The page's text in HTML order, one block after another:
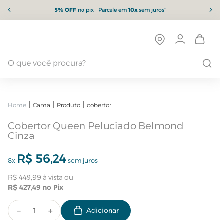
5% OFFno pix | Parcele em10xsem juros*
Cama Produto cobertor
Cobertor Queen Peluciado Belmond
Cinza
8x R$ 56,24sem juros
R$ 449,99
R$ 427,49
＋
－